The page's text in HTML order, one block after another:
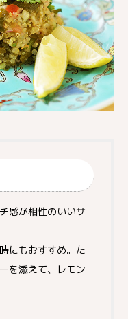
感が相性のいいサ
にもおすすめ。た
を添えて、レモン